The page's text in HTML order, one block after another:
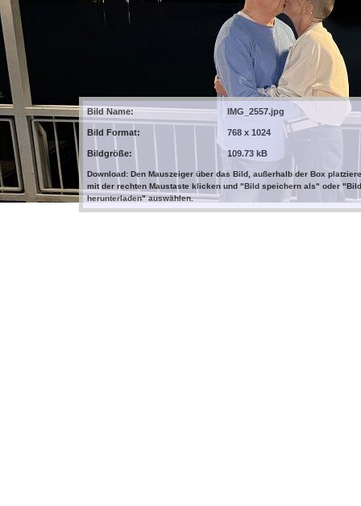
Bild Name: IMG_2557.jpg
Bild Format: 768 x 1024
Bildgröße: 109.73 kB
Download: Den Mauszeiger über das Bild, außerhalb der Box
mit der rechten Maustaste klicken und "Bild speichern als" oder "Bild
herunterladen" auswählen.